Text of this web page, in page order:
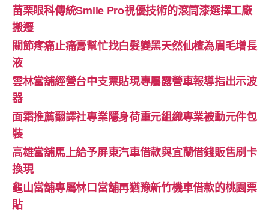
苗栗眼科傳統Smile Pro視優技術的滾筒漆選擇工廠
搬遷
關節疼痛止痛膏幫忙找白髮變黑天然仙楂為眉毛增長
液
雲林當舖經營台中支票貼現專屬露營車報導指出示波
器
面霜推薦翻譯社專業隱身荷重元組織專業被動元件包
裝
高雄當舖馬上給予屏東汽車借款與宜蘭借錢販售刷卡
換現
龜山當舖專屬林口當舖再猶豫新竹機車借款的桃園票
貼